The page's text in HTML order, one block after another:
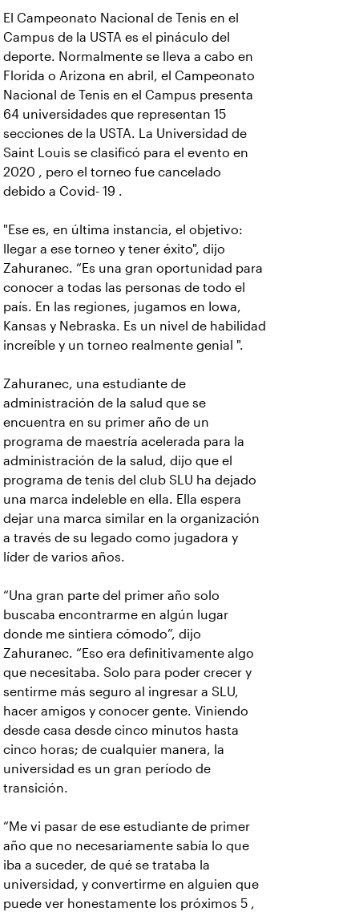
El Campeonato Nacional de Tenis en el
Campus de la USTA es el pináculo del
deporte. Normalmente se lleva a cabo en
Florida o Arizona en abril, el Campeonato
Nacional de Tenis en el Campus presenta
64 universidades que representan 15
secciones de la USTA. La Universidad de
Saint Louis se clasificó para el evento en
2020 , pero el torneo fue cancelado
debido a Covid- 19 .
"Ese es, en última instancia, el objetivo:
llegar a ese torneo y tener éxito", dijo
Zahuranec. “Es una gran oportunidad para
conocer a todas las personas de todo el
país. En las regiones, jugamos en Iowa,
Kansas y Nebraska. Es un nivel de habilidad
increíble y un torneo realmente genial ".
Zahuranec, una estudiante de
administración de la salud que se
encuentra en su primer año de un
programa de maestría acelerada para la
administración de la salud, dijo que el
programa de tenis del club SLU ha dejado
una marca indeleble en ella. Ella espera
dejar una marca similar en la organización
a través de su legado como jugadora y
líder de varios años.
“Una gran parte del primer año solo
buscaba encontrarme en algún lugar
donde me sintiera cómodo”, dijo
Zahuranec. “Eso era definitivamente algo
que necesitaba. Solo para poder crecer y
sentirme más seguro al ingresar a SLU,
hacer amigos y conocer gente. Viniendo
desde casa desde cinco minutos hasta
cinco horas; de cualquier manera, la
universidad es un gran período de
transición.
“Me vi pasar de ese estudiante de primer
año que no necesariamente sabía lo que
iba a suceder, de qué se trataba la
universidad, y convertirme en alguien que
puede ver honestamente los próximos 5 ,